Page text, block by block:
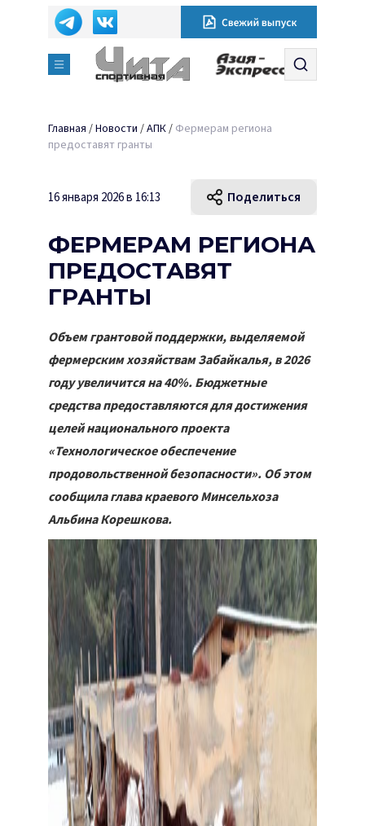
Главная /Новости /АПК/ Фермерам региона
предоставят гранты
16 января 2026 в 16:13 Поделиться
ФЕРМЕРАМ РЕГИОНА
ПРЕДОСТАВЯТ
ГРАНТЫ
Объем грантовой поддержки, выделяемой
фермерским хозяйствам Забайкалья, в 2026
году увеличится на 40%. Бюджетные
средства предоставляются для достижения
целей национального проекта
«Технологическое обеспечение
продовольственной безопасности». Об этом
сообщила глава краевого Минсельхоза
Альбина Корешкова.